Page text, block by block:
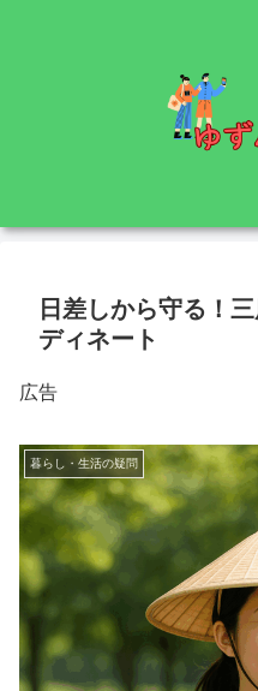
日差しから守る！
ディネート
広告
暮らし・生活の疑問